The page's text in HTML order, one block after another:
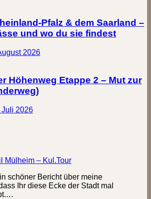
Pfalz & dem Saarland –
und wo du sie findest
2026
Höhenweg Etappe 2 – Mut zur
Juli 2026
Mülheim – Kul.Tour
schöner Bericht über meine
Ihr diese Ecke der Stadt mal